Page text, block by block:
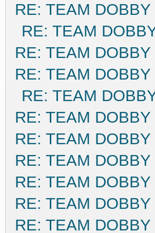
RE: TEAM DOBBY
RE: TEAM
RE: TEAM DOBBY
RE: TEAM DOBBY
RE: TEAM
RE: TEAM DOBBY
RE: TEAM DOBBY
RE: TEAM DOBBY
RE: TEAM DOBBY
RE: TEAM DOBBY
RE: TEAM DOBBY